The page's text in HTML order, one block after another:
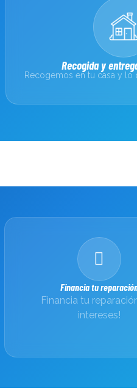
Recogida y
Recogemos en tu casa y
Financia tu
Financia tu
intereses!